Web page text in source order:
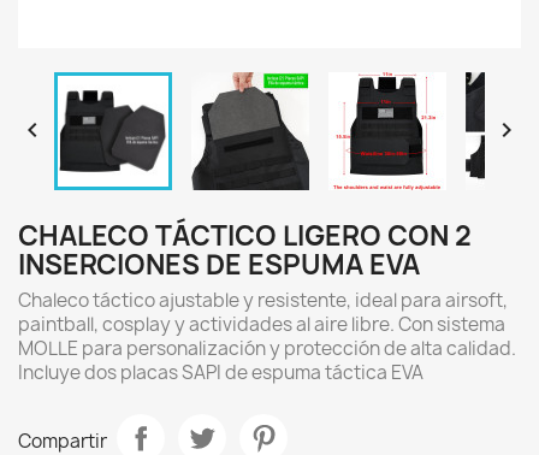
 
CHALECO TÁCTICO LIGERO CON 2
INSERCIONES DE ESPUMA EVA
Chaleco táctico ajustable y resistente, ideal para airsoft,
paintball, cosplay y actividades al aire libre. Con sistema
MOLLE para personalización y protección de alta calidad.
Incluye dos placas SAPI de espuma táctica EVA
Compartir